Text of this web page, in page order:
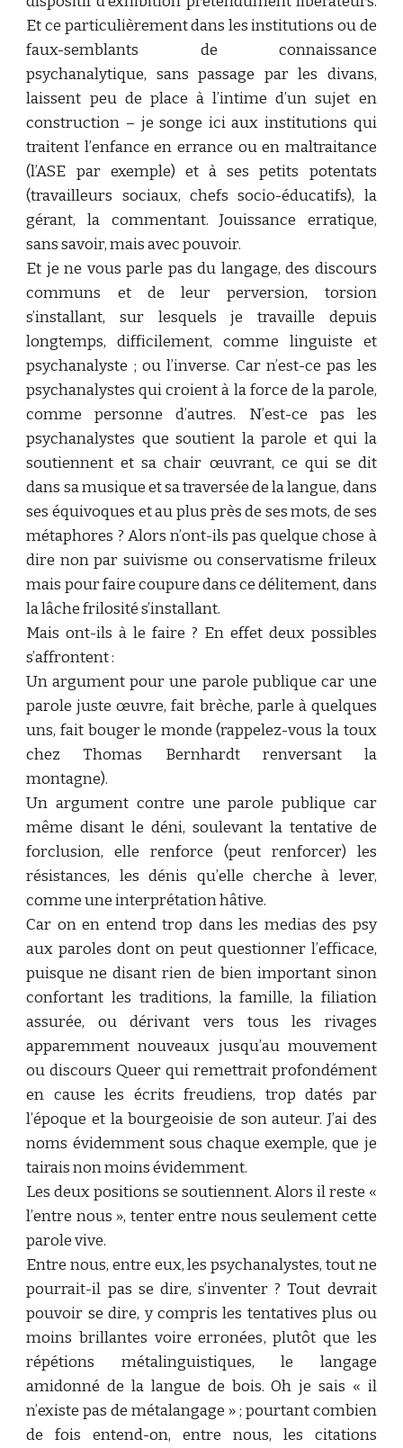
Et ce particulièrement dans les institutions ou de
faux-semblants de connaissance
psychanalytique, sans passage par les divans,
laissent peu de place à l’intime d’un sujet en
construction – je songe ici aux institutions qui
traitent l’enfance en errance ou en maltraitance
(l’ASE par exemple) et à ses petits potentats
(travailleurs sociaux, chefs socio-éducatifs), la
gérant, la commentant. Jouissance erratique,
sans savoir, mais avec pouvoir.
Et je ne vous parle pas du langage, des discours
communs et de leur perversion, torsion
s’installant, sur lesquels je travaille depuis
longtemps, difficilement, comme linguiste et
psychanalyste ; ou l’inverse. Car n’est-ce pas les
psychanalystes qui croient à la force de la parole,
comme personne d’autres. N’est-ce pas les
psychanalystes que soutient la parole et qui la
soutiennent et sa chair œuvrant, ce qui se dit
dans sa musique et sa traversée de la langue, dans
ses équivoques et au plus près de ses mots, de ses
métaphores ? Alors n’ont-ils pas quelque chose à
dire non par suivisme ou conservatisme frileux
mais pour faire coupure dans ce délitement, dans
la lâche frilosité s’installant.
Mais ont-ils à le faire ? En effet deux possibles
s’affrontent :
Un argument pour une parole publique car une
parole juste œuvre, fait brèche, parle à quelques
uns, fait bouger le monde (rappelez-vous la toux
chez Thomas Bernhardt renversant la
montagne).
Un argument contre une parole publique car
même disant le déni, soulevant la tentative de
forclusion, elle renforce (peut renforcer) les
résistances, les dénis qu’elle cherche à lever,
comme une interprétation hâtive.
Car on en entend trop dans les medias des psy
aux paroles dont on peut questionner l’efficace,
puisque ne disant rien de bien important sinon
confortant les traditions, la famille, la filiation
assurée, ou dérivant vers tous les rivages
apparemment nouveaux jusqu’au mouvement
ou discours Queer qui remettrait profondément
en cause les écrits freudiens, trop datés par
l’époque et la bourgeoisie de son auteur. J’ai des
noms évidemment sous chaque exemple, que je
tairais non moins évidemment.
Les deux positions se soutiennent. Alors il reste «
l’entre nous », tenter entre nous seulement cette
parole vive.
Entre nous, entre eux, les psychanalystes, tout ne
pourrait-il pas se dire, s’inventer ? Tout devrait
pouvoir se dire, y compris les tentatives plus ou
moins brillantes voire erronées, plutôt que les
répétions métalinguistiques, le langage
amidonné de la langue de bois. Oh je sais « il
n’existe pas de métalangage » ; pourtant combien
de fois entend-on, entre nous, les citations